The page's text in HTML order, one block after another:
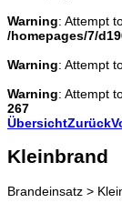
Warning: Attempt
/homepages/7/
Warning: Attempt
Warning: Attempt
267
ÜbersichtZurück
Kleinbrand
Brandeinsatz >